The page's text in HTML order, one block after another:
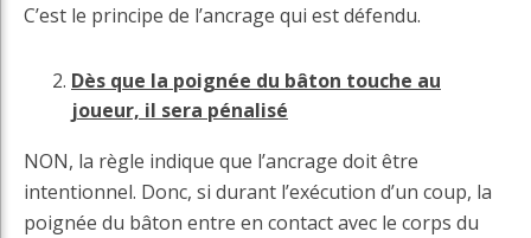
C’est le principe de l’ancrage qui est défendu.
Dès que la poignée du bâton touche au
joueur, il sera pénalisé
NON, la règle indique que l’ancrage doit être
intentionnel. Donc, si durant l’exécution d’un coup, la
poignée du bâton entre en contact avec le corps du